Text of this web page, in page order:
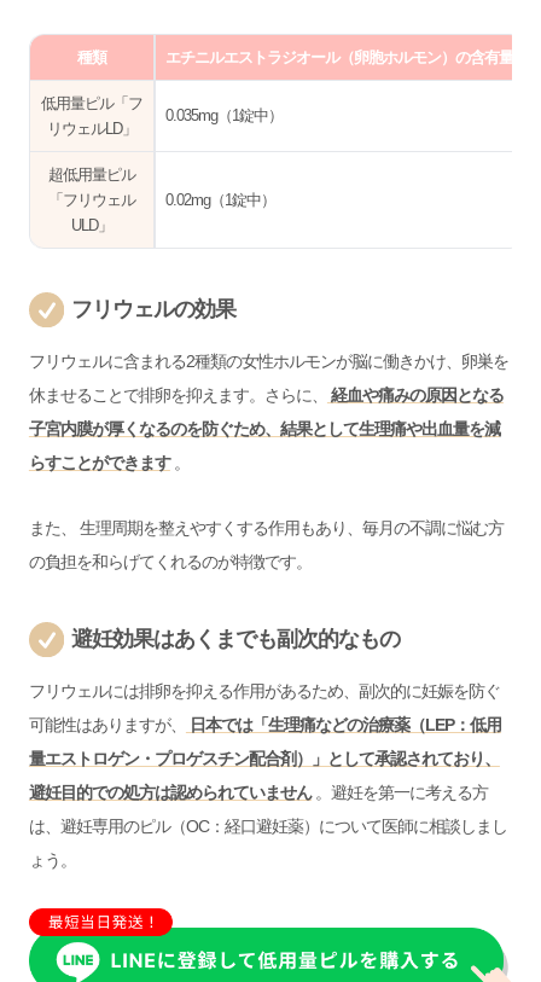
種類 エチニルエストラジオール（卵胞ホルモン）の含有量
低用量ピル「フ
リウェルLD」
0.035mg（1錠中）
超低用量ピル
「フリウェル
ULD」
0.02mg（1錠中）
フリウェルの効果
フリウェルに含まれる2種類の女性ホルモンが脳に働きかけ、卵巣を
休ませることで排卵を抑えます。さらに、
経血や痛みの原因となる
子宮内膜が厚くなるのを防ぐため、結果として生理痛や出血量を減
らすことができます。
また、 生理周期を整えやすくする作用もあり、毎月の不調に悩む方
の負担を和らげてくれるのが特徴です。
避妊効果はあくまでも副次的なもの
フリウェルには排卵を抑える作用があるため、副次的に妊娠を防ぐ
可能性はありますが、
日本では「生理痛などの治療薬（LEP：低用
量エストロゲン・プロゲスチン配合剤）」として承認されており、
避妊目的での処方は認められていません。避妊を第一に考える方
は、避妊専用のピル（OC：経口避妊薬）について医師に相談しまし
ょう。